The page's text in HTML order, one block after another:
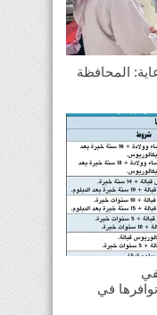
المحافظة
في